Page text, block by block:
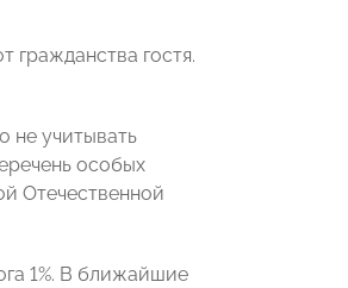
гражданства гостя.
не учитывать
особых
Отечественной
1%. В ближайшие